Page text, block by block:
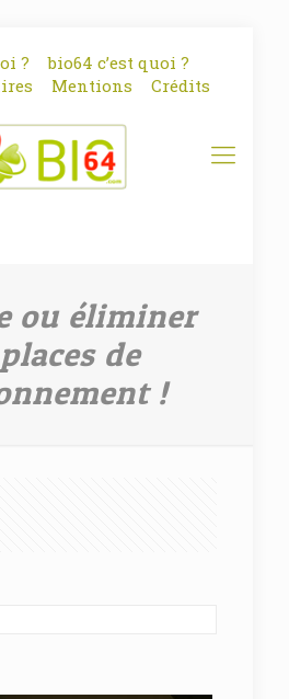
?
bio64 c’est quoi ?
Mentions Crédits
ou éliminer
de
!